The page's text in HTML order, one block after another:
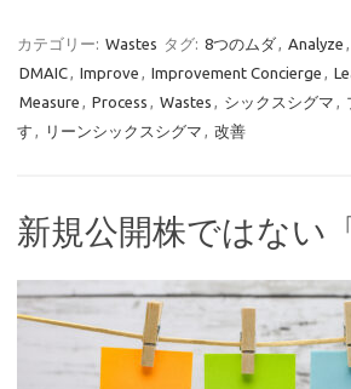
カテゴリー: Wastes タグ: 8つのムダ, Analyze ,
DMAIC, Improve , Improvement Concierge ,
Measure , Process , Wastes , シックスシグマ ,
す , リーンシックスシグマ , 改善
新規公開株ではない